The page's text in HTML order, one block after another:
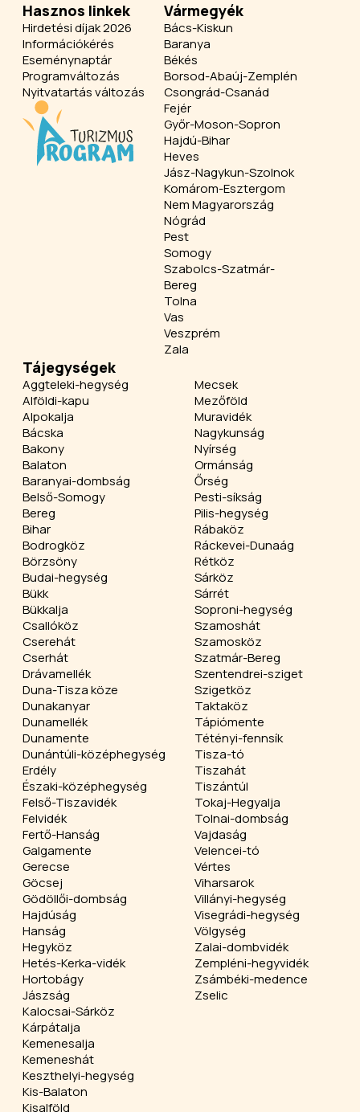
Hasznos linkek
Hirdetési díjak 2026
Információkérés
Eseménynaptár
Programváltozás
Nyitvatartás változás
Vármegyék
Bács-Kiskun
Baranya
Békés
Borsod-Abaúj-Zemplén
Csongrád-Csanád
Fejér
Győr-Moson-Sopron
Hajdú-Bihar
Heves
Jász-Nagykun-Szolnok
Komárom-Esztergom
Nem Magyarország
Nógrád
Pest
Somogy
Szabolcs-Szatmár-
Bereg
Tolna
Vas
Veszprém
Zala
Tájegységek
Aggteleki-hegység
Alföldi-kapu
Alpokalja
Bácska
Bakony
Balaton
Baranyai-dombság
Belső-Somogy
Bereg
Bihar
Bodrogköz
Börzsöny
Budai-hegység
Bükk
Bükkalja
Csallóköz
Cserehát
Cserhát
Drávamellék
Duna-Tisza köze
Dunakanyar
Dunamellék
Dunamente
Dunántúli-középhegység
Erdély
Északi-középhegység
Felső-Tiszavidék
Felvidék
Fertő-Hanság
Galgamente
Gerecse
Göcsej
Gödöllői-dombság
Hajdúság
Hanság
Hegyköz
Hetés-Kerka-vidék
Hortobágy
Jászság
Kalocsai-Sárköz
Kárpátalja
Kemenesalja
Kemeneshát
Keszthelyi-hegység
Kis-Balaton
Kisalföld
Mecsek
Mezőföld
Muravidék
Nagykunság
Nyírség
Ormánság
Őrség
Pesti-síkság
Pilis-hegység
Rábaköz
Ráckevei-Dunaág
Rétköz
Sárköz
Sárrét
Soproni-hegység
Szamoshát
Szamosköz
Szatmár-Bereg
Szentendrei-sziget
Szigetköz
Taktaköz
Tápiómente
Tétényi-fennsík
Tisza-tó
Tiszahát
Tiszántúl
Tokaj-Hegyalja
Tolnai-dombság
Vajdaság
Velencei-tó
Vértes
Viharsarok
Villányi-hegység
Visegrádi-hegység
Völgység
Zalai-dombvidék
Zempléni-hegyvidék
Zsámbéki-medence
Zselic